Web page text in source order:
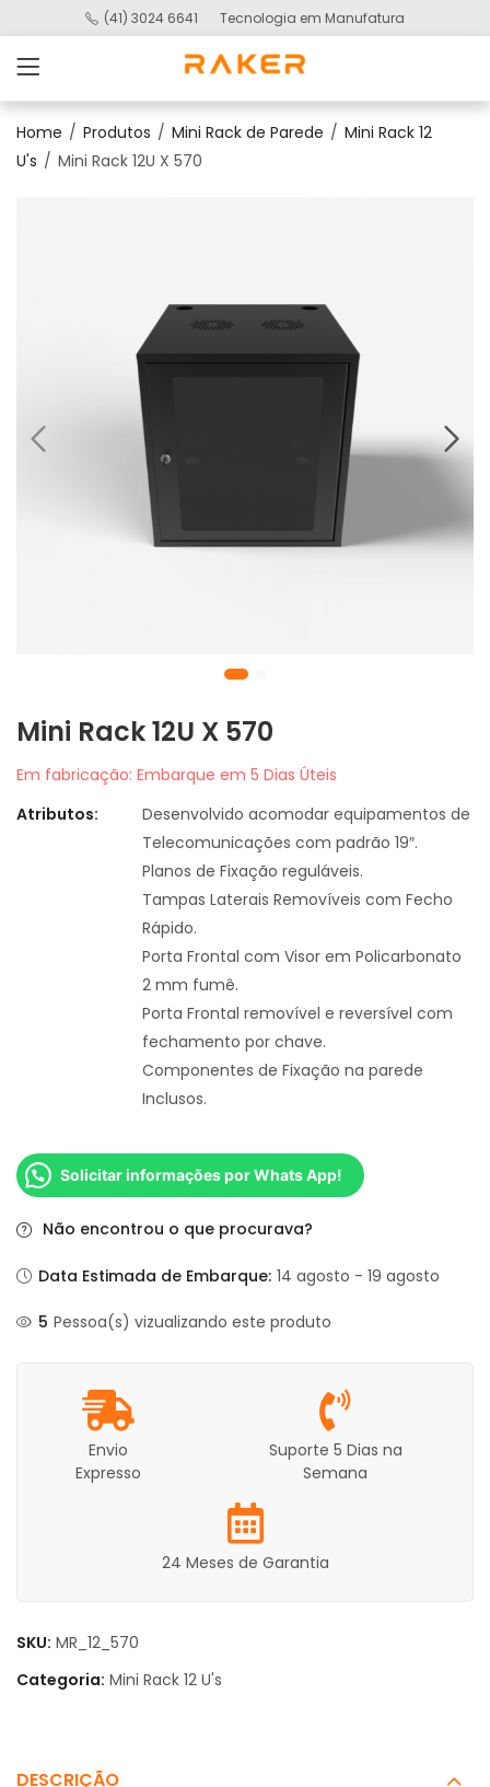
(41) 3024 6641 Tecnologia em Manufatura
Home Produtos Mini Rack de Parede
Mini Rack 12
U's
Mini Rack 12U X 570
Mini Rack 12U X 570
Em fabricação: Embarque em 5 Dias Úteis
Atributos:
Desenvolvido acomodar equipamentos de
Telecomunicações com padrão 19″.
Planos de Fixação reguláveis.
Tampas Laterais Removíveis com Fecho
Rápido.
Porta Frontal com Visor em Policarbonato
2 mm fumê.
Porta Frontal removível e reversível com
fechamento por chave.
Componentes de Fixação na parede
Inclusos.
Solicitar informações por Whats App!
Não encontrou o que procurava?
Data Estimada de Embarque: 14 agosto - 19 agosto
5 Pessoa(s) vizualizando este produto
Envio
Expresso
Suporte 5 Dias na
Semana
24 Meses de Garantia
SKU: MR_12_570
Categoria: Mini Rack 12 U's
DESCRIÇÃO